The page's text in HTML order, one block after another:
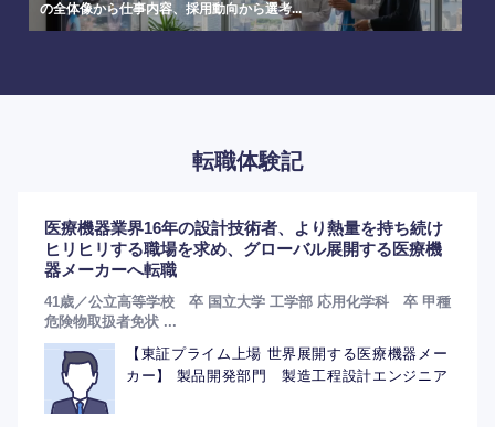
の全体像から仕事内容、採用動向から選考...
転職体験記
医療機器業界16年の設計技術者、より熱量を持ち続け
ヒリヒリする職場を求め、グローバル展開する医療機
器メーカーへ転職
41歳／公立高等学校 卒 国立大学 工学部 応用化学科 卒 甲種
危険物取扱者免状 ...
【東証プライム上場 世界展開する医療機器メー
カー】 製品開発部門 製造工程設計エンジニア